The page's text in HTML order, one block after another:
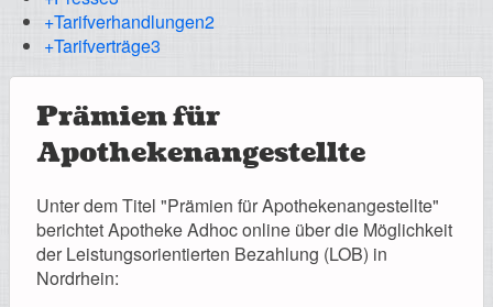
Leistungen
Registrierung
+Tarifverhandlungen2
+Tarifverträge3
Prämien für
Apothekenangestellte
Unter dem Titel "Prämien für Apothekenangestellte"
berichtet Apotheke Adhoc online über die Möglichkeit
der Leistungsorientierten Bezahlung (LOB) in
Nordrhein: